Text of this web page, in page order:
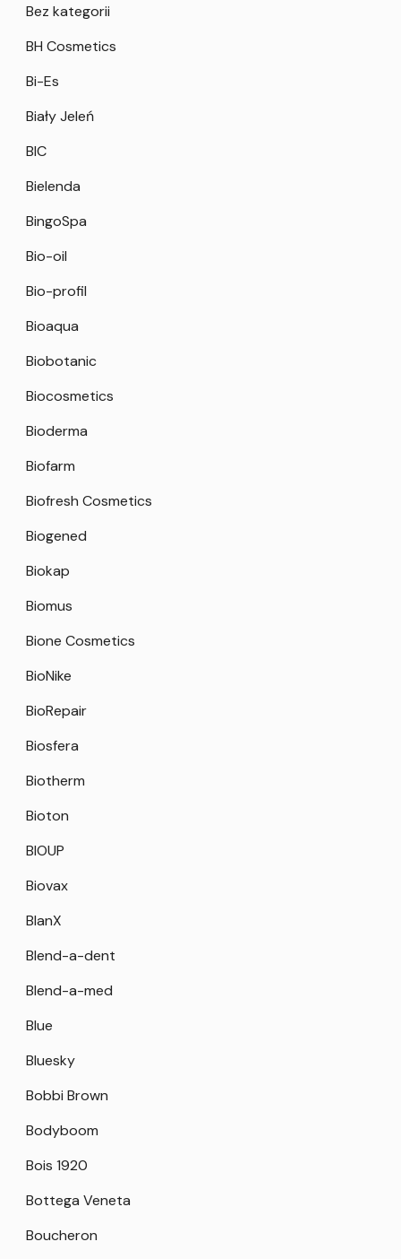
Bez kategorii
BH Cosmetics
Bi-Es
Biały Jeleń
BIC
Bielenda
BingoSpa
Bio-oil
Bio-profil
Bioaqua
Biobotanic
Biocosmetics
Bioderma
Biofarm
Biofresh Cosmetics
Biogened
Biokap
Biomus
Bione Cosmetics
BioNike
BioRepair
Biosfera
Biotherm
Bioton
BIOUP
Biovax
BlanX
Blend-a-dent
Blend-a-med
Blue
Bluesky
Bobbi Brown
Bodyboom
Bois 1920
Bottega Veneta
Boucheron